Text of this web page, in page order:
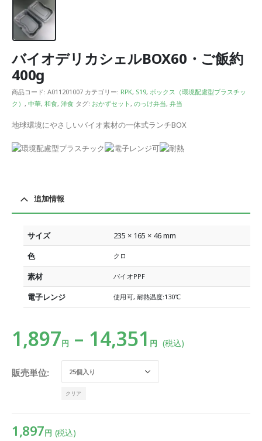
バイオデリカシェルBOX60・ご飯約
400g
商品コード: A011201007 カテゴリー: RPK, S19, ボックス（環境配慮型プラスチッ
ク） , 中華, 和食, 洋食 タグ: おかずセット , のっけ弁当, 弁当
地球環境にやさしいバイオ素材の一体式ランチBOX
追加情報
サイズ
235 × 165 × 46 mm
色
クロ
素材 バイオPPF
電子レンジ 使用可, 耐熱温度:130℃
1,897円 – 14,351 円 (税込)
販売単位
クリア
1,897円 (税込)